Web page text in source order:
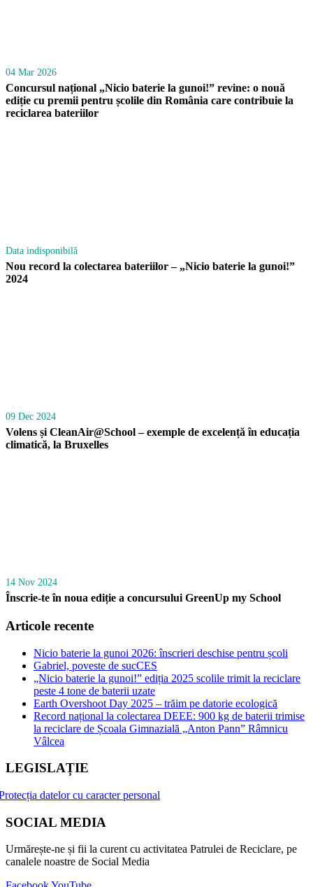
04 Mar 2026
Concursul național „Nicio baterie la gunoi!” revine: o nouă
ediție cu premii pentru școlile din România care contribuie la
reciclarea bateriilor
Data indisponibilă
Nou record la colectarea bateriilor – „Nicio baterie la gunoi!”
2024
09 Dec 2024
Volens și CleanAir@School – exemple de excelență în educația
climatică, la Bruxelles
14 Nov 2024
Înscrie-te în noua ediție a concursului GreenUp my School
Articole recente
Nicio baterie la gunoi 2026: înscrieri deschise pentru școli
Gabriel, poveste de sucCES
„Nicio baterie la gunoi!” ediția 2025 scolile trimit la reciclare
peste 4 tone de baterii uzate
Earth Overshoot Day 2025 – trăim pe datorie ecologică
Record național la colectarea DEEE: 900 kg de baterii trimise
la reciclare de Școala Gimnazială „Anton Pann” Râmnicu
Vâlcea
LEGISLAȚIE
datelor cu caracter personal
SOCIAL MEDIA
Urmărește-ne și fii la curent cu activitatea Patrulei de Reciclare, pe
canalele noastre de Social Media